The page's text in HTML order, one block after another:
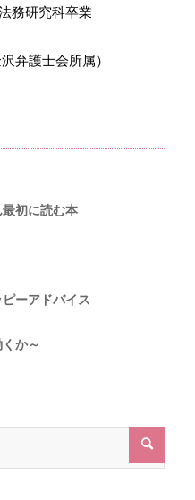
務研究科卒業
弁護士会所属）
初に読む本
ーアドバイス
か～